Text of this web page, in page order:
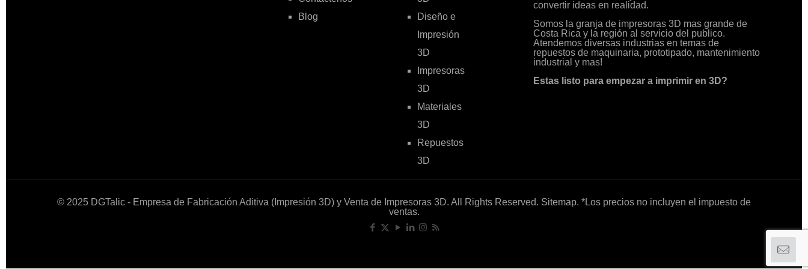
Blog
Diseño e
Impresión
3D
Impresoras
3D
Materiales
3D
Repuestos
3D
convertir ideas en realidad.
Somos la granja de impresoras 3D mas grande de
Costa Rica y la región al servicio del publico.
Atendemos diversas industrias en temas de
repuestos de maquinaria, prototipado, mantenimiento
industrial y mas!
Estas listo para empezar a imprimir en 3D?
© 2025 DGTalic - Empresa de Fabricación Aditiva (Impresión 3D) y Venta de Impresoras 3D. All Rights Reserved. Sitemap. *Los precios no incluyen el impuesto de
ventas.